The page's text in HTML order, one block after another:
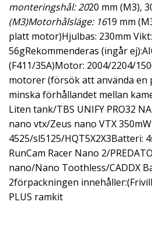
monteringshål: 2020 mm (M3),
(M3)Motorhålsläge: 1619 mm
platt motor)Hjulbas: 230mm
56gRekommenderas (ingår
(F411/35A)Motor: 2004/2204/
motorer (försök att använda
minska förhållandet mellan
Liten tank/TBS UNIFY PRO32
nano vtx/Zeus nano VTX
4525/sl5125/HQT5X2X3Batteri:
RunCam Racer Nano 2/
nano/Nano Toothless/CADDX
2förpackningen
PLUS ramkit